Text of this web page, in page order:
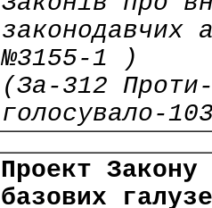
законодавчих
№3155-1 )
(За-312
голосувало-
Проект
базових